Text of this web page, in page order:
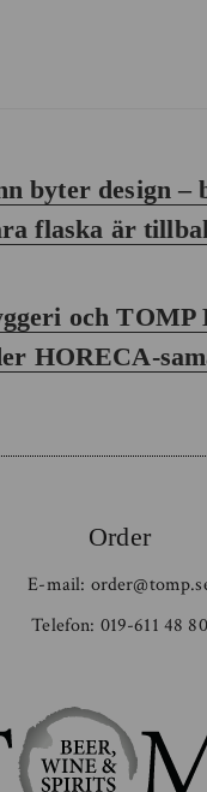
byter design –
flaska är
och TOMP
HORECA-
Order
E-mail:
Telefon: 019-611 48 80